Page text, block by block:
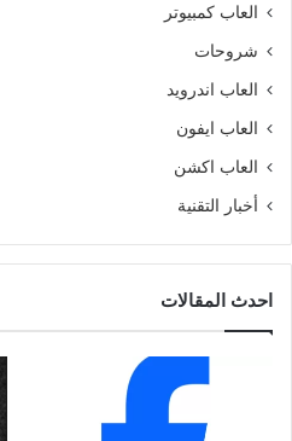
العاب كمبيوتر
شروحات
العاب اندرويد
العاب ايفون
العاب اكشن
أخبار التقنية
احدث المقالات